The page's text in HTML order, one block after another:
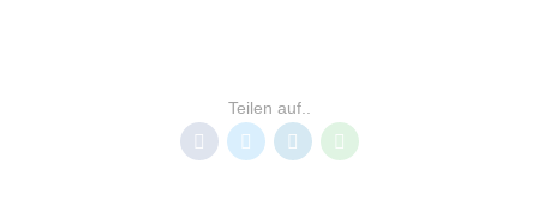
Teilen auf..